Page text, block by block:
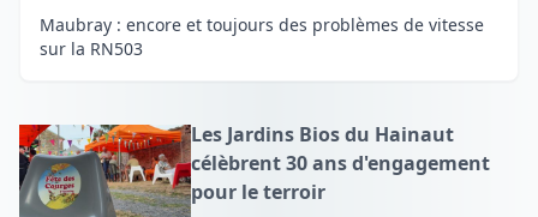
Maubray : encore et toujours des problèmes de vitesse
sur la RN503
Les Jardins Bios du Hainaut
célèbrent 30 ans d'engagement
pour le terroir